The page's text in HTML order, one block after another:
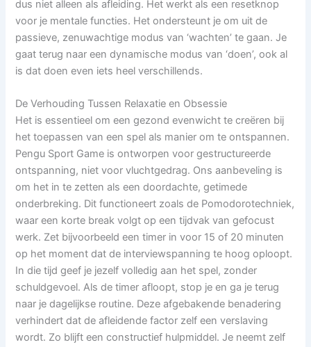
dus niet alleen als afleiding. Het werkt als een resetknop
voor je mentale functies. Het ondersteunt je om uit de
passieve, zenuwachtige modus van ‘wachten’ te gaan. Je
gaat terug naar een dynamische modus van ‘doen’, ook al
is dat doen even iets heel verschillends.
De Verhouding Tussen Relaxatie en Obsessie
Het is essentieel om een gezond evenwicht te creëren bij
het toepassen van een spel als manier om te ontspannen.
Pengu Sport Game is ontworpen voor gestructureerde
ontspanning, niet voor vluchtgedrag. Ons aanbeveling is
om het in te zetten als een doordachte, getimede
onderbreking. Dit functioneert zoals de Pomodorotechniek,
waar een korte break volgt op een tijdvak van gefocust
werk. Zet bijvoorbeeld een timer in voor 15 of 20 minuten
op het moment dat de interviewspanning te hoog oploopt.
In die tijd geef je jezelf volledig aan het spel, zonder
schuldgevoel. Als de timer afloopt, stop je en ga je terug
naar je dagelijkse routine. Deze afgebakende benadering
verhindert dat de afleidende factor zelf een verslaving
wordt. Zo blijft een constructief hulpmiddel. Je neemt zelf